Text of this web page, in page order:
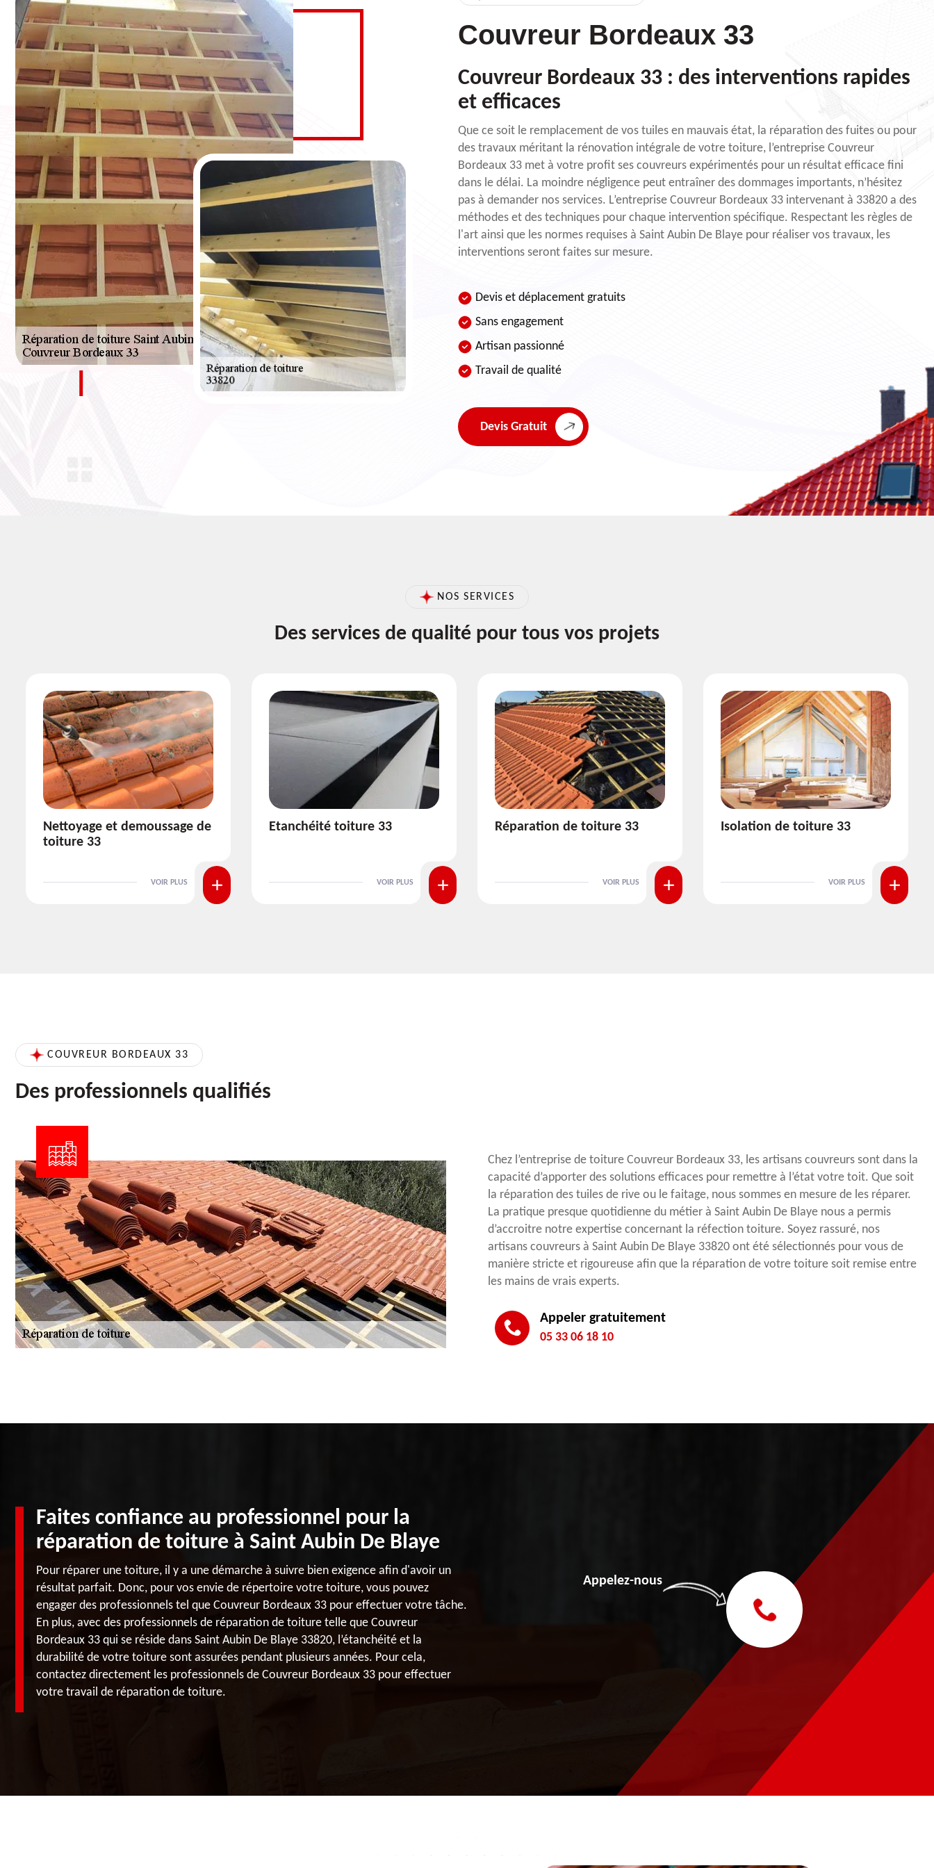
Couvreur Bordeaux 33
Couvreur Bordeaux 33 : des interventions rapides
et efficaces
Que ce soit le remplacement de vos tuiles en mauvais état, la réparation des fuites ou pour
des travaux méritant la rénovation intégrale de votre toiture, l’entreprise Couvreur
Bordeaux 33 met à votre profit ses couvreurs expérimentés pour un résultat efficace fini
dans le délai. La moindre négligence peut entraîner des dommages importants, n’hésitez
pas à demander nos services. L’entreprise Couvreur Bordeaux 33 intervenant à 33820 a des
méthodes et des techniques pour chaque intervention spécifique. Respectant les règles de
l'art ainsi que les normes requises à Saint Aubin De Blaye pour réaliser vos travaux, les
interventions seront faites sur mesure.
Devis et déplacement gratuits
Sans engagement
Artisan passionné
Travail de qualité
Devis Gratuit
NOS SERVICES
Des services de qualité pour tous vos projets
Etanchéité toiture 33
VOIR PLUS
Réparation de toiture 33
VOIR PLUS
Isolation de toiture 33
VOIR PLUS
Pose et nettoyage de
VOIR PLUS
COUVREUR BORDEAUX 33
Des professionnels qualifiés
Chez l’entreprise de toiture Couvreur Bordeaux 33, les artisans couvreurs sont dans la
capacité d’apporter des solutions efficaces pour remettre à l’état votre toit. Que soit
la réparation des tuiles de rive ou le faitage, nous sommes en mesure de les réparer.
La pratique presque quotidienne du métier à Saint Aubin De Blaye nous a permis
d’accroitre notre expertise concernant la réfection toiture. Soyez rassuré, nos
artisans couvreurs à Saint Aubin De Blaye 33820 ont été sélectionnés pour vous de
manière stricte et rigoureuse afin que la réparation de votre toiture soit remise entre
les mains de vrais experts.
Appeler gratuitement
05 33 06 18 10
Faites confiance au professionnel pour la
réparation de toiture à Saint Aubin De Blaye
Pour réparer une toiture, il y a une démarche à suivre bien exigence afin d'avoir un
résultat parfait. Donc, pour vos envie de répertoire votre toiture, vous pouvez
engager des professionnels tel que Couvreur Bordeaux 33 pour effectuer votre tâche.
En plus, avec des professionnels de réparation de toiture telle que Couvreur
Bordeaux 33 qui se réside dans Saint Aubin De Blaye 33820, l’étanchéité et la
durabilité de votre toiture sont assurées pendant plusieurs années. Pour cela,
contactez directement les professionnels de Couvreur Bordeaux 33 pour effectuer
votre travail de réparation de toiture.
Appelez-nous